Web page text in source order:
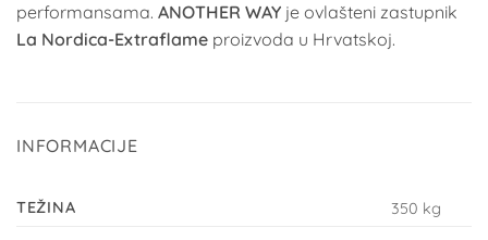
performansama. ANOTHER WAY je ovlašteni zastupnik
La Nordica-Extraflame proizvoda u Hrvatskoj.
INFORMACIJE
TEŽINA 350 kg